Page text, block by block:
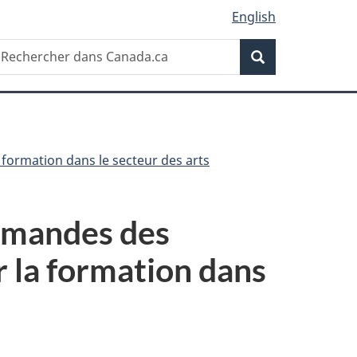
English
Recherche
dans le secteur des arts
des
la formation dans